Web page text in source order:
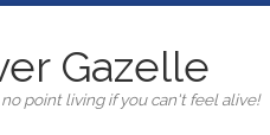
Gazelle
point living if you can't feel alive!